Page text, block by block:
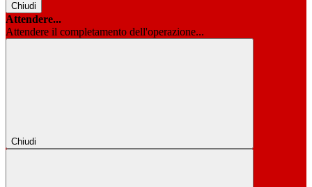
Chiudi
Attendere...
Attendere il completamento dell'operazione...
Chiudi